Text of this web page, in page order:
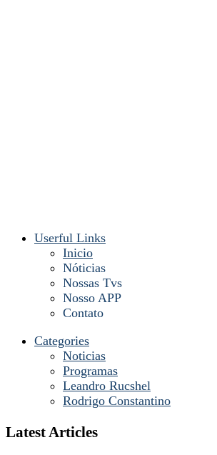
Userful Links
Inicio
Nóticias
Nossas Tvs
Nosso APP
Contato
Categories
Noticias
Programas
Leandro Rucshel
Rodrigo Constantino
Latest Articles